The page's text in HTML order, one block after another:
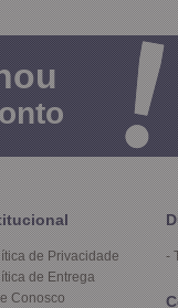
de Privacidade
de Entrega
Conosco